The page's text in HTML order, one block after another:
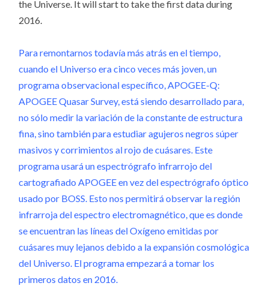
the Universe. It will start to take the first data during
2016.
Para remontarnos todavía más atrás en el tiempo,
cuando el Universo era cinco veces más joven, un
programa observacional específico, APOGEE-Q:
APOGEE Quasar Survey, está siendo desarrollado para,
no sólo medir la variación de la constante de estructura
fina, sino también para estudiar agujeros negros súper
masivos y corrimientos al rojo de cuásares. Este
programa usará un espectrógrafo infrarrojo del
cartografiado APOGEE en vez del espectrógrafo óptico
usado por BOSS. Esto nos permitirá observar la región
infrarroja del espectro electromagnético, que es donde
se encuentran las líneas del Oxígeno emitidas por
cuásares muy lejanos debido a la expansión cosmológica
del Universo. El programa empezará a tomar los
primeros datos en 2016.